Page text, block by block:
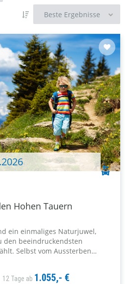
Hohen Tauern
ein einmaliges Naturjuwel,
den beeindruckendsten
Selbst vom Aussterben
12 Tage ab 1.055,- €